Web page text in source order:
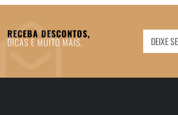
RECEBA DESCONTOS,
DICAS E MUITO MAIS.